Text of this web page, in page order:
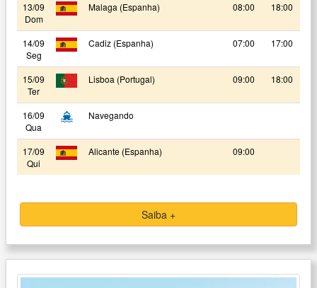
13/09
Dom
Malaga (Espanha) 08:00 18:00
14/09
Seg
Cadiz (Espanha) 07:00 17:00
15/09
Ter
Lisboa (Portugal) 09:00 18:00
16/09
Qua
Navegando
17/09
Qui
Alicante (Espanha) 09:00
Saiba +